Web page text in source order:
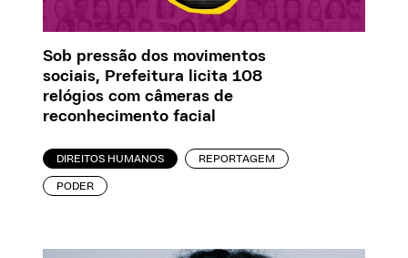
Sob pressão dos movimentos
sociais, Prefeitura licita 108
relógios com câmeras de
reconhecimento facial
DIREITOS HUMANOS REPORTAGEM
PODER